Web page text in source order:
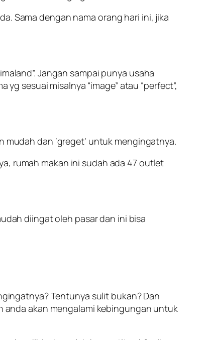
Sama dengan nama orang hari ini, jika
Jangan sampai punya usaha
sesuai misalnya “image” atau “perfect”,
dan ‘greget’ untuk mengingatnya.
rumah makan ini sudah ada 47 outlet
diingat oleh pasar dan ini bisa
Tentunya sulit bukan? Dan
anda akan mengalami kebingungan untuk